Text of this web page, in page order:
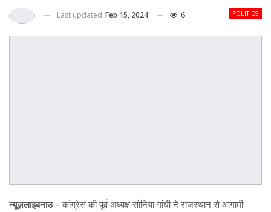
POLITICS
Last updated Feb 15, 2024 6
न्यूज़लाइवनाउ –कांग्रेस की पूर्व अध्यक्ष सोनिया गांधी ने राजस्थान से आगामी